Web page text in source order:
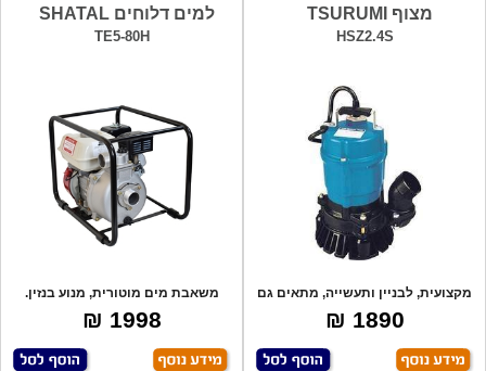
מצוף TSURUMI
HSZ2.4S
מקצועית, לבניין ותעשייה, מתאים גם
למים ע
1890 ₪
למים דלוחים SHATAL
TE5-80H
משאבת מים מוטורית, מנוע בנזין.
שילוב של
1998 ₪